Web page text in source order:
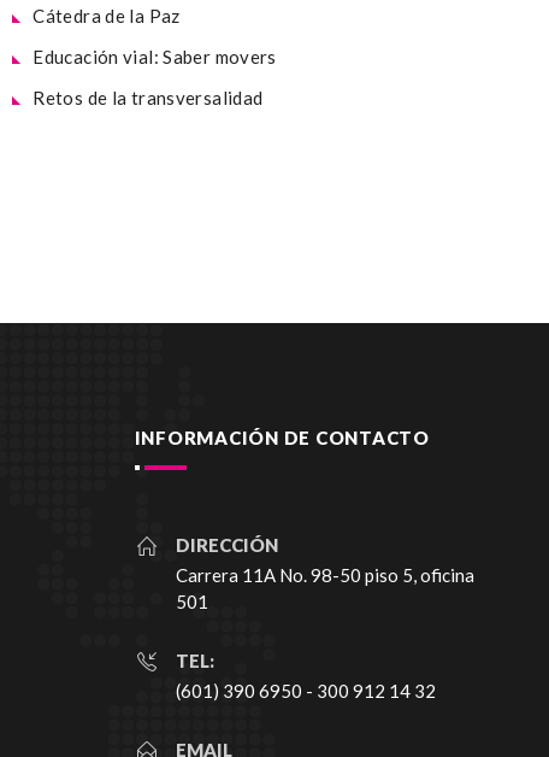
Cátedra de la Paz
Educación vial: Saber movers
Retos de la transversalidad
INFORMACIÓN DE CONTACTO
DIRECCIÓN
Carrera 11A No. 98-50 piso 5, oficina
501
TEL:
(601) 390 6950 - 300 912 14 32
EMAIL